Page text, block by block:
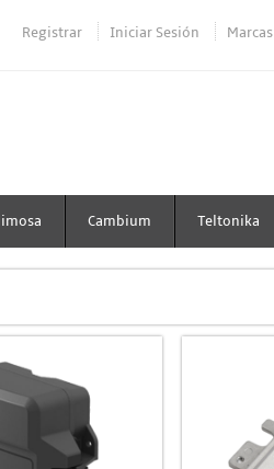
Registrar Iniciar Sesión Marcas
Cambium Teltonika